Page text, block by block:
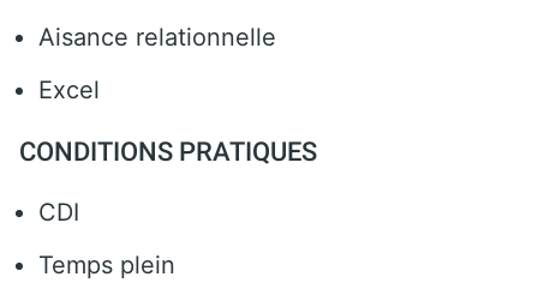
Aisance relationnelle
Excel
CONDITIONS PRATIQUES
CDI
Temps plein